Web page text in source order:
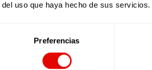
uso que haya hecho de sus servicios.
Preferencias
sido diseñado y elaborado por
en Kenia. Son parte del
locales y también para la